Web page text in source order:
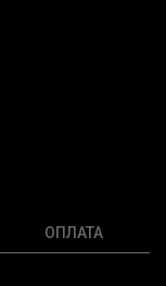
ОПЛАТА